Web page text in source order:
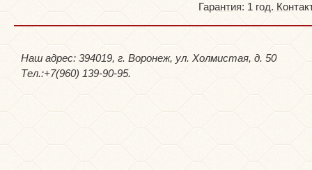
Гарантия: 1 год.
Наш адрес: 394019, г. Воронеж, ул. Холмистая, д. 50
Тел.:+7(960) 139-90-95.